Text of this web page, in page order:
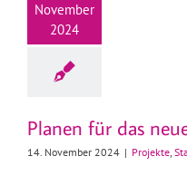
November
2024
Planen für das
14. November 2024 | Projekte,